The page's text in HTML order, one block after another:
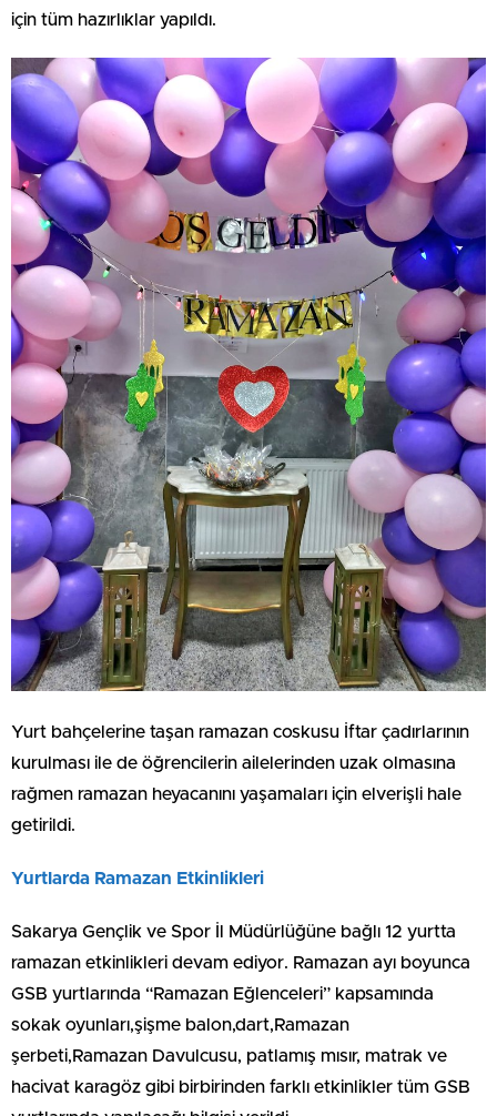
için tüm hazırlıklar yapıldı.
Yurt bahçelerine taşan ramazan coskusu İftar çadırlarının
kurulması ile de öğrencilerin ailelerinden uzak olmasına
rağmen ramazan heyacanını yaşamaları için elverişli hale
getirildi.
Yurtlarda Ramazan Etkinlikleri
Sakarya Gençlik ve Spor İl Müdürlüğüne bağlı 12 yurtta
ramazan etkinlikleri devam ediyor. Ramazan ayı boyunca
GSB yurtlarında “Ramazan Eğlenceleri” kapsamında
sokak oyunları,şişme balon,dart,Ramazan
şerbeti,Ramazan Davulcusu, patlamış mısır, matrak ve
hacivat karagöz gibi birbirinden farklı etkinlikler tüm GSB